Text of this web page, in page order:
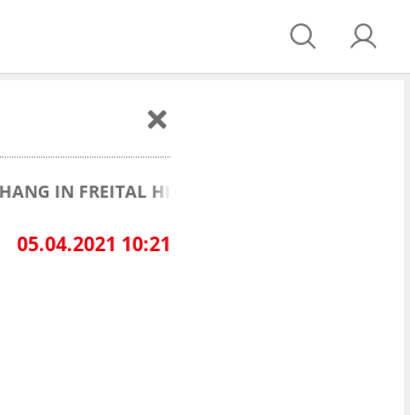
IN FREITAL HINAB, HÖHENRETTUNG IM
05.04.2021 10:21